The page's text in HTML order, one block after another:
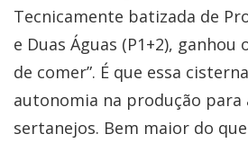
Tecnicamente batizada de
e Duas Águas (P1+2), ganhou
de comer”. É que essa
autonomia na produção para
sertanejos. Bem maior do